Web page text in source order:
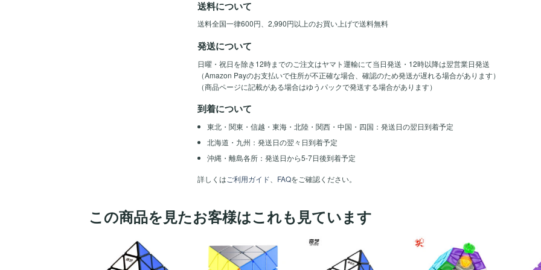
送料について
送料全国一律600円、2,990円以上のお買い上げで送料無料
発送について
日曜・祝日を除き12時までのご注文はヤマト運輸にて当日発送・12時以降は翌営業日発送
（Amazon Payのお支払いで住所が不正確な場合、確認のため発送が遅れる場合があります）
（商品ページに記載がある場合はゆうパックで発送する場合があります）
到着について
東北・関東・信越・東海・北陸・関西・中国・四国：発送日の翌日到着予定
北海道・九州：発送日の翌々日到着予定
沖縄・離島各所：発送日から5-7日後到着予定
詳しくはご利用ガイド FAQをご確認ください。
この商品を見たお客様はこれも見ています
ほし
ほし
ほし